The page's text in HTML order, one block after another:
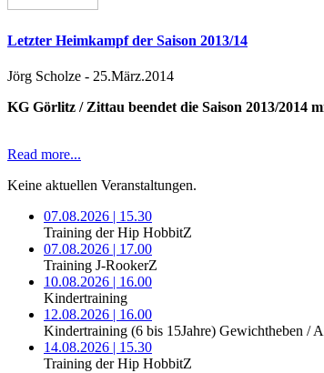
Letzter Heimkampf der Saison 2013/14
Jörg Scholze - 25.März.2014
KG Görlitz / Zittau beendet die Saison 2013/2014
Read more...
Keine aktuellen Veranstaltungen.
07.08.2026 | 15.30
Training der Hip HobbitZ
07.08.2026 | 17.00
Training J-RookerZ
10.08.2026 | 16.00
Kindertraining
12.08.2026 | 16.00
Kindertraining (6 bis 15Jahre) Gewichtheben /
14.08.2026 | 15.30
Training der Hip HobbitZ